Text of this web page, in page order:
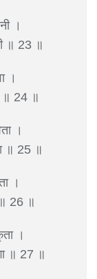
।
॥ 23 ॥
।
॥ 24 ॥
।
॥ 25 ॥
।
॥ 26 ॥
।
॥ 27 ॥